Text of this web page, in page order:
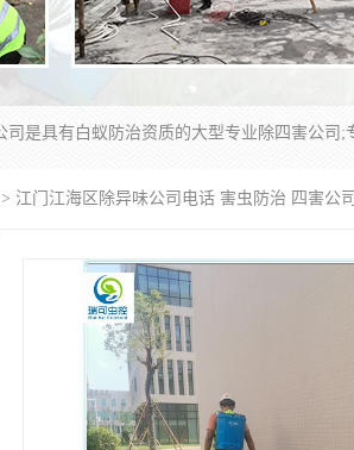
> 江门江海区除异味公司电话 害虫防治 四害公司